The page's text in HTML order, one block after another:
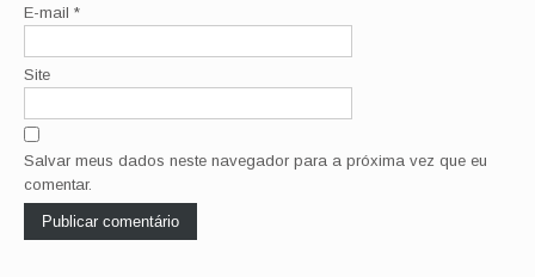
E-mail *
Site
Salvar meus dados neste navegador para a próxima vez que eu
comentar.